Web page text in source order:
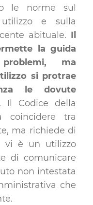
le norme sul
e sulla
abituale. Il
la guida
ma
si protrae
le dovute
. Il Codice della
coincidere tra
ma richiede di
vi è un utilizzo
di comunicare
non intestata
che